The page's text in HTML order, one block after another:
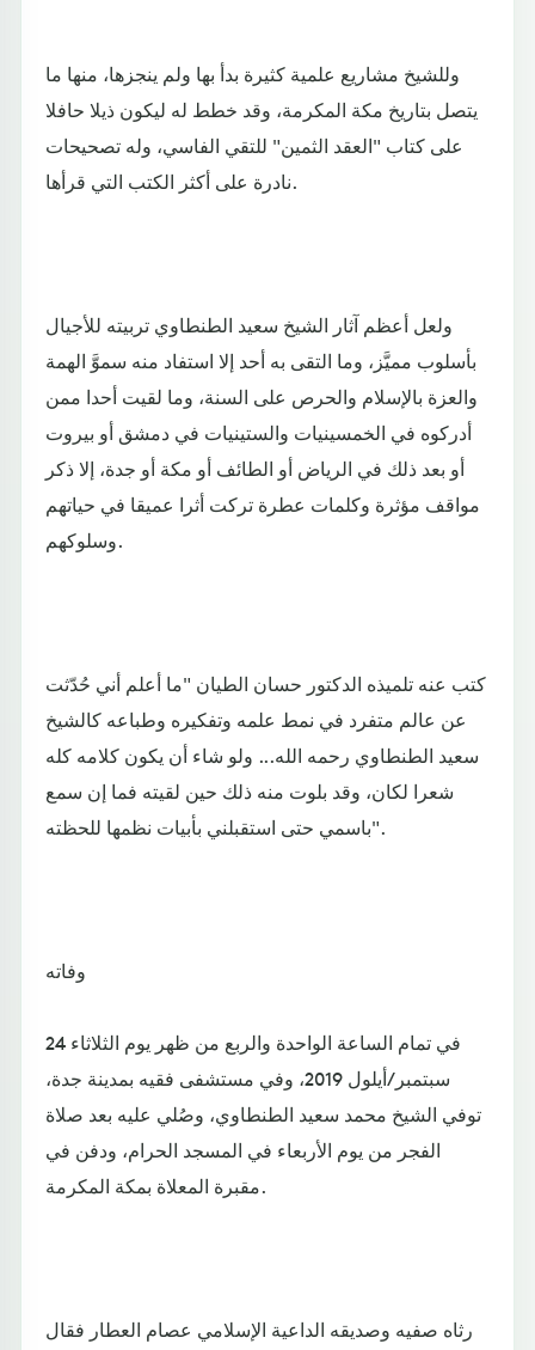
وللشيخ مشاريع علمية كثيرة بدأ بها ولم ينجزها، منها ما
يتصل بتاريخ مكة المكرمة، وقد خطط له ليكون ذيلا حافلا
على كتاب "العقد الثمين" للتقي الفاسي، وله تصحيحات
نادرة على أكثر الكتب التي قرأها.
ولعل أعظم آثار الشيخ سعيد الطنطاوي تربيته للأجيال
بأسلوب مميَّز، وما التقى به أحد إلا استفاد منه سموَّ الهمة
والعزة بالإسلام والحرص على السنة، وما لقيت أحدا ممن
أدركوه في الخمسينيات والستينيات في دمشق أو بيروت
أو بعد ذلك في الرياض أو الطائف أو مكة أو جدة، إلا ذكر
مواقف مؤثرة وكلمات عطرة تركت أثرا عميقا في حياتهم
وسلوكهم.
كتب عنه تلميذه الدكتور حسان الطيان "ما أعلم أني حُدّثت
عن عالم متفرد في نمط علمه وتفكيره وطباعه كالشيخ
سعيد الطنطاوي رحمه الله... ولو شاء أن يكون كلامه كله
شعرا لكان، وقد بلوت منه ذلك حين لقيته فما إن سمع
باسمي حتى استقبلني بأبيات نظمها للحظته".
وفاته
في تمام الساعة الواحدة والربع من ظهر يوم الثلاثاء 24
سبتمبر/أيلول 2019، وفي مستشفى فقيه بمدينة جدة،
توفي الشيخ محمد سعيد الطنطاوي، وصُلي عليه بعد صلاة
الفجر من يوم الأربعاء في المسجد الحرام، ودفن في
مقبرة المعلاة بمكة المكرمة.
رثاه صفيه وصديقه الداعية الإسلامي عصام العطار فقال